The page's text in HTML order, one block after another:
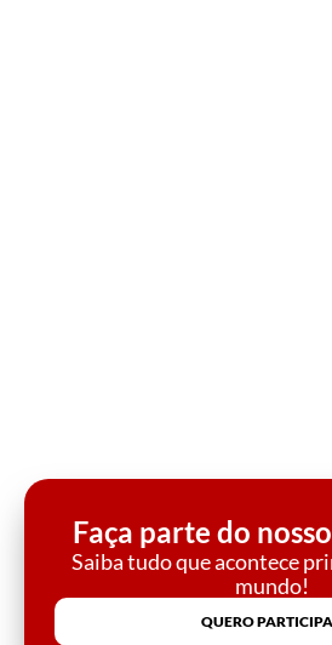
Faça parte do
Saiba tudo que acontece
mundo!
QUERO